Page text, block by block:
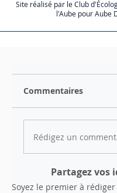
Site réalisé par le Club
l'Aube pour Aube
Commentaires
Rédigez un
Partagez vos
Soyez le premier à